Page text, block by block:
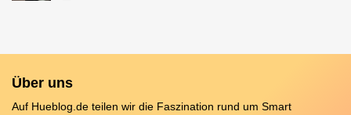
Über uns
Auf Hueblog.de teilen wir die Faszination rund um Smart